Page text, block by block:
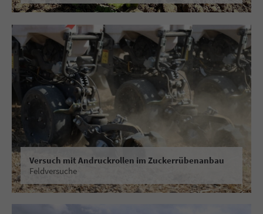
Versuch mit Andruckrollen im Zuckerrübenanbau
Feldversuche